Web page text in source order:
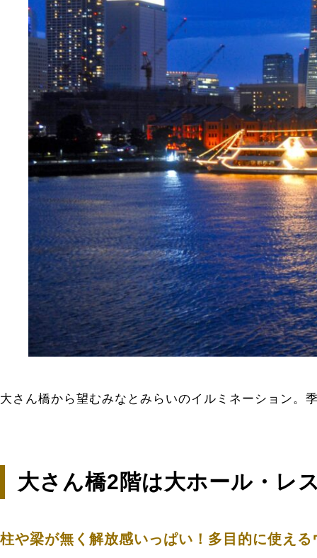
大さん橋から望むみなとみらいのイルミネーション。
大さん橋2階は大ホール・レ
柱や梁が無く解放感いっぱい！多目的に使え